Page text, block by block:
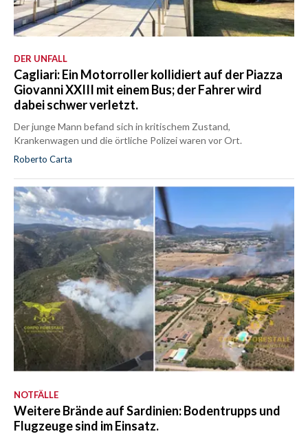
DER UNFALL
Cagliari: Ein Motorroller kollidiert auf der Piazza
Giovanni XXIII mit einem Bus; der Fahrer wird
dabei schwer verletzt.
Der junge Mann befand sich in kritischem Zustand,
Krankenwagen und die örtliche Polizei waren vor Ort.
Roberto Carta
NOTFÄLLE
Weitere Brände auf Sardinien: Bodentrupps und
Flugzeuge sind im Einsatz.